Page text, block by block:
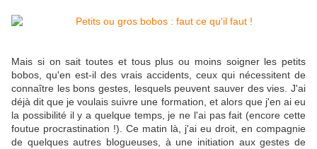
Mais si on sait toutes et tous plus ou moins soigner les petits
bobos, qu'en est-il des vrais accidents, ceux qui nécessitent de
connaître les bons gestes, lesquels peuvent sauver des vies. J'ai
déjà dit que je voulais suivre une formation, et alors que j'en ai eu
la possibilité il y a quelque temps, je ne l'ai pas fait (encore cette
foutue procrastination !). Ce matin là, j'ai eu droit, en compagnie
de quelques autres blogueuses, à une initiation aux gestes de